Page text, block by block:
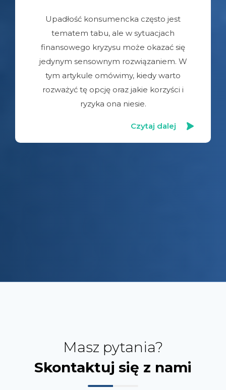
Upadłość konsumencka często jest
tematem tabu, ale w sytuacjach
finansowego kryzysu może okazać się
jedynym sensownym rozwiązaniem. W
tym artykule omówimy, kiedy warto
rozważyć tę opcję oraz jakie korzyści i
ryzyka ona niesie.
Czytaj dalej
Masz pytania?
Skontaktuj się z nami